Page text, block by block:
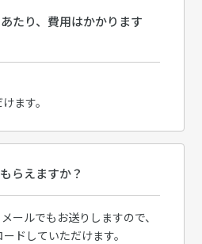
たり、費用はかかります
ます。
らえますか？
ールでもお送りしますので、
ドしていただけます。